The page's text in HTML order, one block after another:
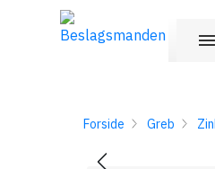
Forside Greb